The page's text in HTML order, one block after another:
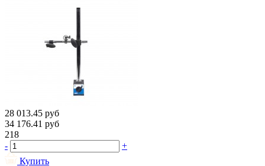
28 013.45 руб
34 176.41 руб
218
-
+
Купить